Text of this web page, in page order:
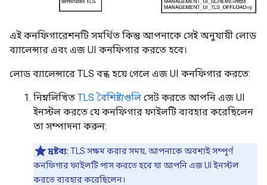
এই কনফিগারেশনটি সমর্থিত কিন্তু আপনাকে সেই অনুযায়ী লোড
ব্যালেন্সার এবং এজ UI কনফিগার করতে হবে।
লোড ব্যালেন্সারে TLS বন্ধ হয়ে গেলে এজ UI কনফিগার করতে:
নিম্নলিখিত TLS বৈশিষ্ট্যগুলি সেট করতে আপনি এজ UI
ইনস্টল করতে যে কনফিগার ফাইলটি ব্যবহার করেছিলেন
তা সম্পাদনা করুন:
দ্রষ্টব্য: TLS সক্ষম করার সময়, আপনাকে অবশ্যই সম্পূর্ণ
কনফিগার ফাইলটি পাস করতে হবে যা আপনি এজ UI ইনস্টল
করতে ব্যবহার করেছিলেন।